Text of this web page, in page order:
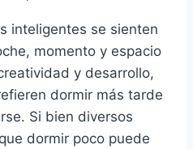
inteligentes se sienten
momento y espacio
y desarrollo,
dormir más tarde
Si bien diversos
dormir poco puede